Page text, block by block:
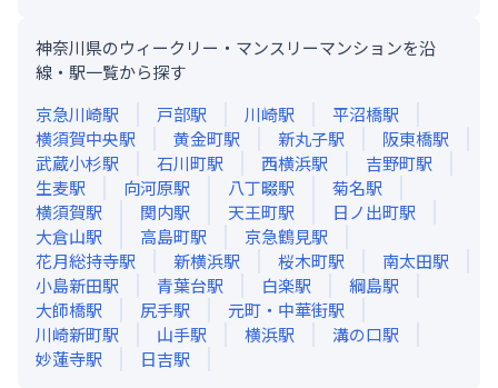
神奈川県のウィークリー・マンスリーマンションを沿
線・駅一覧から探す
京急川崎駅 戸部駅 川崎駅 平沼橋駅
横須賀中央駅 黄金町駅 新丸子駅 阪東橋駅
武蔵小杉駅 石川町駅 西横浜駅 吉野町駅
生麦駅 向河原駅 八丁畷駅 菊名駅
横須賀駅 関内駅 天王町駅 日ノ出町駅
大倉山駅 高島町駅 京急鶴見駅
花月総持寺駅 新横浜駅 桜木町駅 南太田駅
小島新田駅 青葉台駅 白楽駅 綱島駅
大師橋駅 尻手駅 元町・中華街駅
川崎新町駅 山手駅 横浜駅 溝の口駅
妙蓮寺駅 日吉駅